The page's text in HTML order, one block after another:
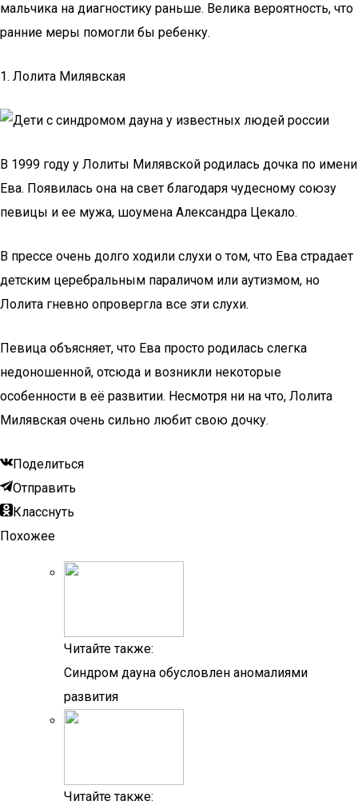
мальчика на диагностику раньше. Велика вероятность, что
ранние меры помогли бы ребенку.
1. Лолита Милявская
В 1999 году у Лолиты Милявской родилась дочка по имени
Ева. Появилась она на свет благодаря чудесному союзу
певицы и ее мужа, шоумена Александра Цекало.
В прессе очень долго ходили слухи о том, что Ева страдает
детским церебральным параличом или аутизмом, но
Лолита гневно опровергла все эти слухи.
Певица объясняет, что Ева просто родилась слегка
недоношенной, отсюда и возникли некоторые
особенности в её развитии. Несмотря ни на что, Лолита
Милявская очень сильно любит свою дочку.
Поделиться
Отправить
Класснуть
Похожее
Читайте также:
Синдром дауна обусловлен аномалиями
развития
Читайте также: